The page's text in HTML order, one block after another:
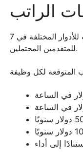
الراتب
فهم نطاق الراتب للأدوار المختلفة في 7-Eleven أمر أساسي
للمتقدمين المحتملين.
إلى أداء